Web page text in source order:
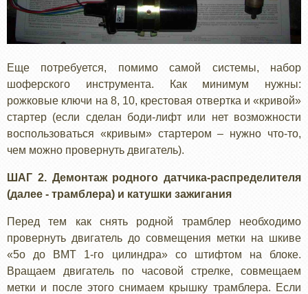
Еще потребуется, помимо самой системы, набор
шоферского инструмента. Как минимум нужны:
рожковые ключи на 8, 10, крестовая отвертка и «кривой»
стартер (если сделан боди-лифт или нет возможности
воспользоваться «кривым» стартером – нужно что-то,
чем можно провернуть двигатель).
ШАГ 2. Демонтаж родного датчика-распределителя
(далее - трамблера) и катушки зажигания
Перед тем как снять родной трамблер необходимо
провернуть двигатель до совмещения метки на шкиве
«5о до ВМТ 1-го цилиндра» со штифтом на блоке.
Вращаем двигатель по часовой стрелке, совмещаем
метки и после этого снимаем крышку трамблера. Если